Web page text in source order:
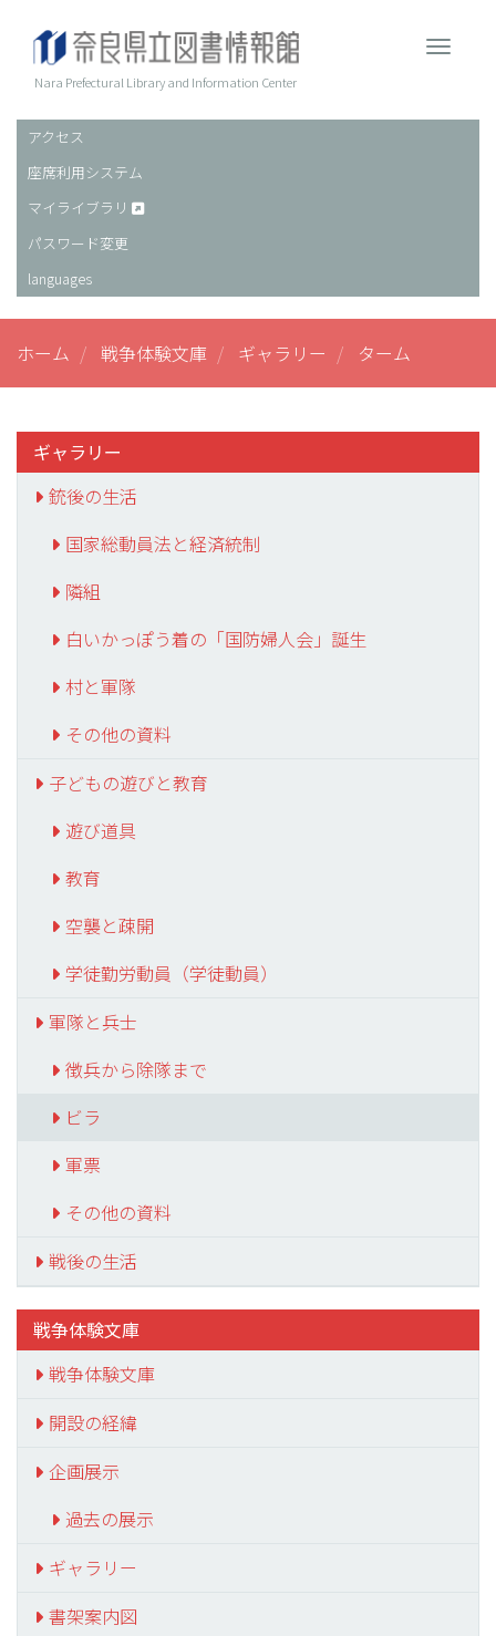
Nara Prefectural Library and Information Center
ヘ
ッ
ダ
ー
アクセス
座席利用システム
マイライブラリ
パスワード変更
languages
ホーム 戦争体験文庫 ギャラリー ターム
ギャラリー
銃後の生活
国家総動員法と経済統制
隣組
白いかっぽう着の「国防婦人会」誕生
村と軍隊
その他の資料
子どもの遊びと教育
遊び道具
教育
空襲と疎開
学徒勤労動員（学徒動員）
軍隊と兵士
徴兵から除隊まで
ビラ
軍票
その他の資料
戦後の生活
戦争体験文庫
戦争体験文庫
開設の経緯
企画展示
過去の展示
ギャラリー
書架案内図